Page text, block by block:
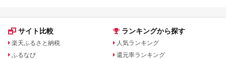
サイト比較
楽天ふるさと納税
ふるなび
ランキングから探す
人気ランキング
還元率ランキング